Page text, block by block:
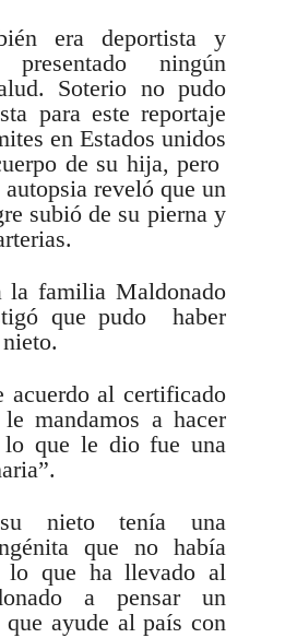
era deportista y
ningún
Soterio no pudo
para este reportaje
en Estados unidos
de su hija, pero
reveló que un
subió de su pierna y
la familia Maldonado
que pudo haber
al certificado
mandamos a hacer
lo que le dio fue una
su nieto tenía una
que no había
lo que ha llevado al
a pensar un
ayude al país con